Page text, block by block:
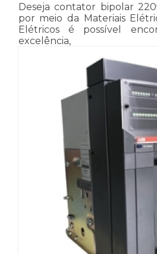
Deseja contator bipolar
por meio da Materiais
Elétricos é possível